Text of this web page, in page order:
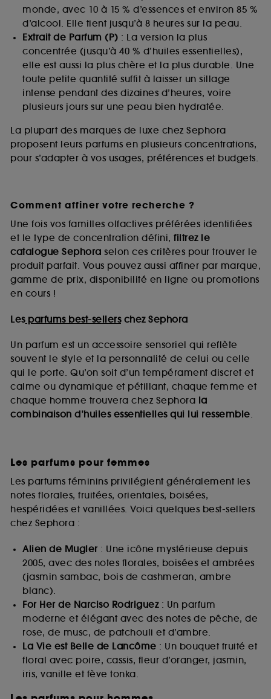
monde, avec 10 à 15 % d’essences et environ 85 %
d’alcool. Elle tient jusqu’à 8 heures sur la peau.
Extrait de Parfum (P) : La version la plus
concentrée (jusqu’à 40 % d’huiles essentielles),
elle est aussi la plus chère et la plus durable. Une
toute petite quantité suffit à laisser un sillage
intense pendant des dizaines d’heures, voire
plusieurs jours sur une peau bien hydratée.
La plupart des marques de luxe chez Sephora
proposent leurs parfums en plusieurs concentrations,
pour s’adapter à vos usages, préférences et budgets.
Comment affiner votre recherche ?
Une fois vos familles olfactives préférées identifiées
et le type de concentration défini, filtrez le
catalogue Sephora selon ces critères pour trouver le
produit parfait. Vous pouvez aussi affiner par marque,
gamme de prix, disponibilité en ligne ou promotions
en cours !
Lesparfums best-sellerschez Sephora
Un parfum est un accessoire sensoriel qui reflète
souvent le style et la personnalité de celui ou celle
qui le porte. Qu’on soit d’un tempérament discret et
calme ou dynamique et pétillant, chaque femme et
chaque homme trouvera chez Sephora la
combinaison d’huiles essentielles qui lui ressemble.
Les parfums pour femmes
Les parfums féminins privilégient généralement les
notes florales, fruitées, orientales, boisées,
hespéridées et vanillées. Voici quelques best-sellers
chez Sephora :
Alien de Mugler: Une icône mystérieuse depuis
2005, avec des notes florales, boisées et ambrées
(jasmin sambac, bois de cashmeran, ambre
blanc).
For Her de Narciso Rodriguez: Un parfum
moderne et élégant avec des notes de pêche, de
rose, de musc, de patchouli et d’ambre.
La Vie est Belle de Lancôme : Un bouquet fruité et
floral avec poire, cassis, fleur d’oranger, jasmin,
iris, vanille et fève tonka.